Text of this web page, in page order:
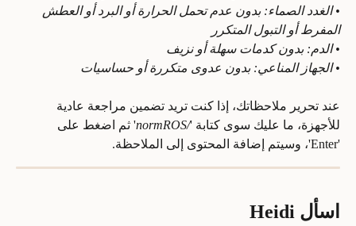
• الغدد الصماء: بدون عدم تحمل الحرارة أو البرد أو العطش
المفرط أو التبول المتكرر
• الدم: بدون كدمات سهلة أو نزيف
• الجهاز المناعي: بدون عدوى متكررة أو حساسيات
عند تحرير ملاحظاتك، إذا كنت تريد تضمين مراجعة عادية
للأجهزة، ما عليك سوى كتابة '/normROS
' ثم اضغط على
'Enter'، وسيتم إضافة المحتوى إلى الملاحظة.
اسأل Heidi